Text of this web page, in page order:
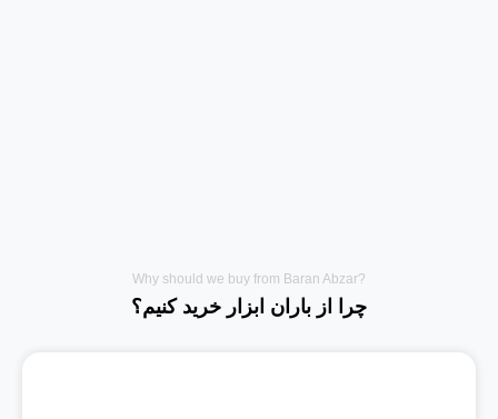
?Why should we buy from Baran Abzar
چرا از باران ابزار خرید کنیم؟